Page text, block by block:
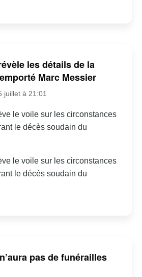
les détails de la
Marc Messier
juillet à 21:01
le voile sur les circonstances
le décès soudain du
le voile sur les circonstances
le décès soudain du
pas de funérailles